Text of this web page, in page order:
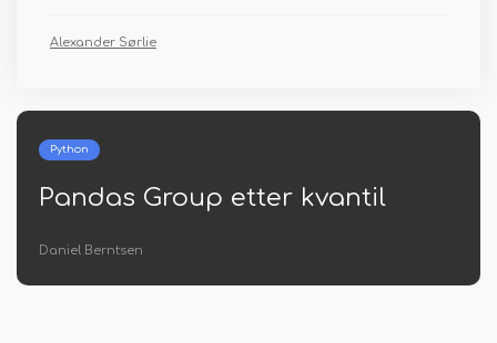
Alexander Sørlie
Python
Fjern spesialtegn fra String
Python
Tobias Andresen